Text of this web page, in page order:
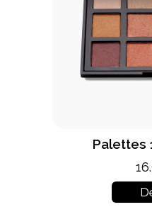
Palettes